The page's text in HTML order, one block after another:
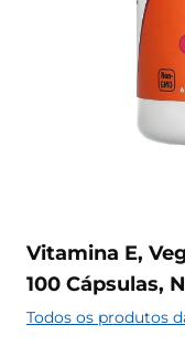
Vitamina E,
100 Cápsulas,
Todos os produtos